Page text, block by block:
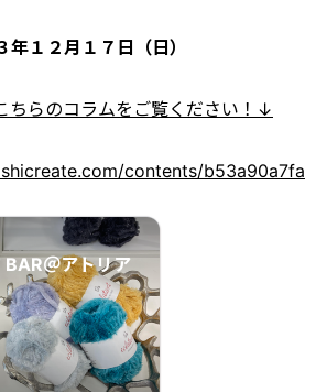
１２月１７日（日）
ちらのコラムをご覧ください！↓
contents/b53a90a7fa
＠アトリア